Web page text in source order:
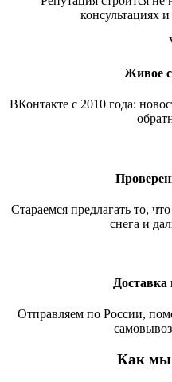
консультациях
Живое
ВКонтакте с 2010 года:
Стараемся предлагать то,
снега и
Отправляем по России,
Как мы